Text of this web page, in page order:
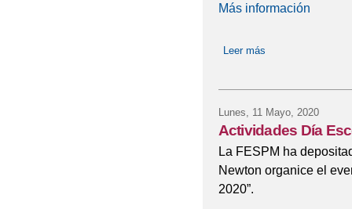
Más información
Leer más
Lunes, 11 Mayo, 2020
Actividades Día
La FESPM ha
Newton organice el
2020”.